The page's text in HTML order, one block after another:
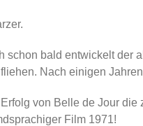
bald entwickelt der
Nach einigen
von Belle de Jour
Film 1971!